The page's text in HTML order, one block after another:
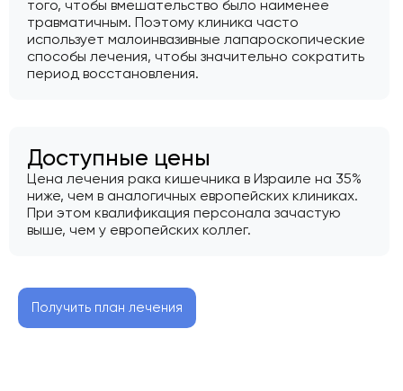
того, чтобы вмешательство было наименее
травматичным. Поэтому клиника часто
использует малоинвазивные лапароскопические
способы лечения, чтобы значительно сократить
период восстановления.
Доступные цены
Цена лечения рака кишечника в Израиле на 35%
ниже, чем в аналогичных европейских клиниках.
При этом квалификация персонала зачастую
выше, чем у европейских коллег.
Получить план лечения